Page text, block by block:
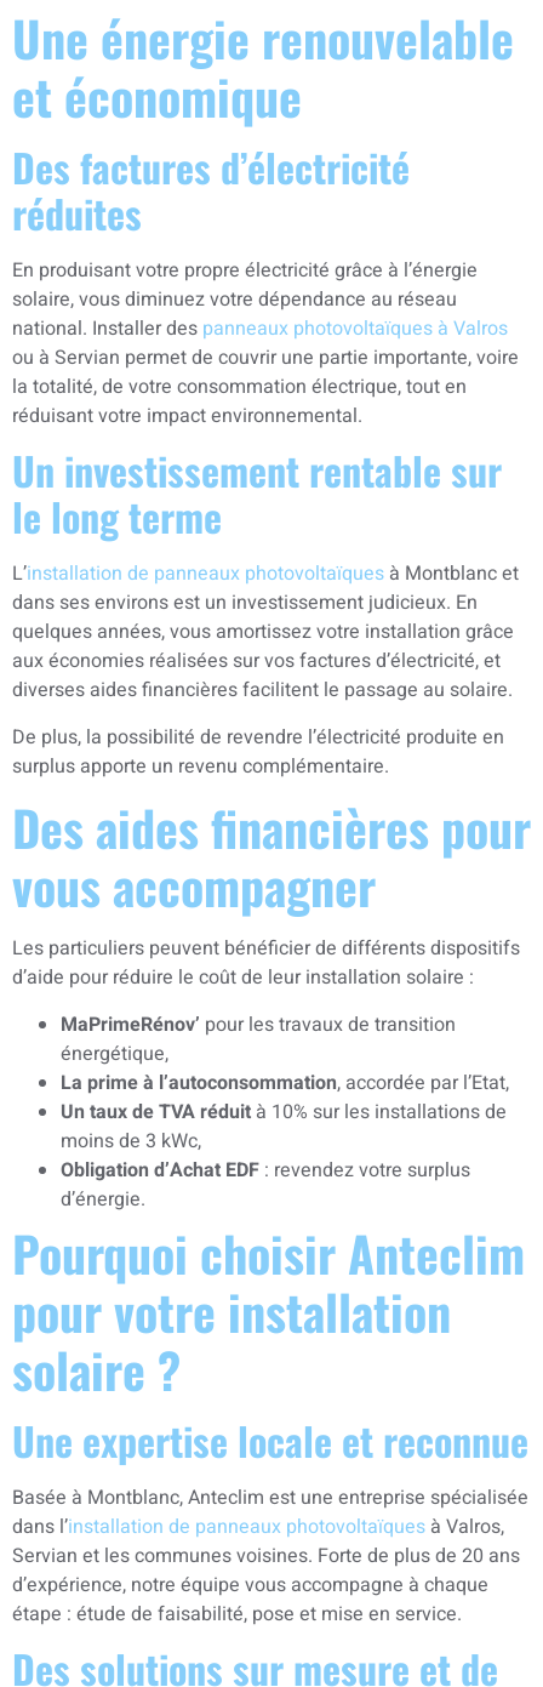
Une énergie renouvelable
et économique
Des factures d’électricité
réduites
En produisant votre propre électricité grâce à l’énergie
solaire, vous diminuez votre dépendance au réseau
national. Installer des panneaux photovoltaïques à Valros
ou à Servian permet de couvrir une partie importante, voire
la totalité, de votre consommation électrique, tout en
réduisant votre impact environnemental.
Un investissement rentable sur
le long terme
L’installation de panneaux photovoltaïques à Montblanc et
dans ses environs est un investissement judicieux. En
quelques années, vous amortissez votre installation grâce
aux économies réalisées sur vos factures d’électricité, et
diverses aides financières facilitent le passage au solaire.
De plus, la possibilité de revendre l’électricité produite en
surplus apporte un revenu complémentaire.
Des aides financières pour
vous accompagner
Les particuliers peuvent bénéficier de différents dispositifs
d’aide pour réduire le coût de leur installation solaire :
MaPrimeRénov’ pour les travaux de transition
énergétique,
La prime à l’autoconsommation, accordée par l’Etat,
Un taux de TVA réduit à 10% sur les installations de
moins de 3 kWc,
Obligation d’Achat EDF : revendez votre surplus
d’énergie.
Pourquoi choisir Anteclim
pour votre installation
solaire ?
Une expertise locale et reconnue
Basée à Montblanc, Anteclim est une entreprise spécialisée
dans l’installation de panneaux photovoltaïques à Valros,
Servian et les communes voisines. Forte de plus de 20 ans
d’expérience, notre équipe vous accompagne à chaque
étape : étude de faisabilité, pose et mise en service.
Des solutions sur mesure et de